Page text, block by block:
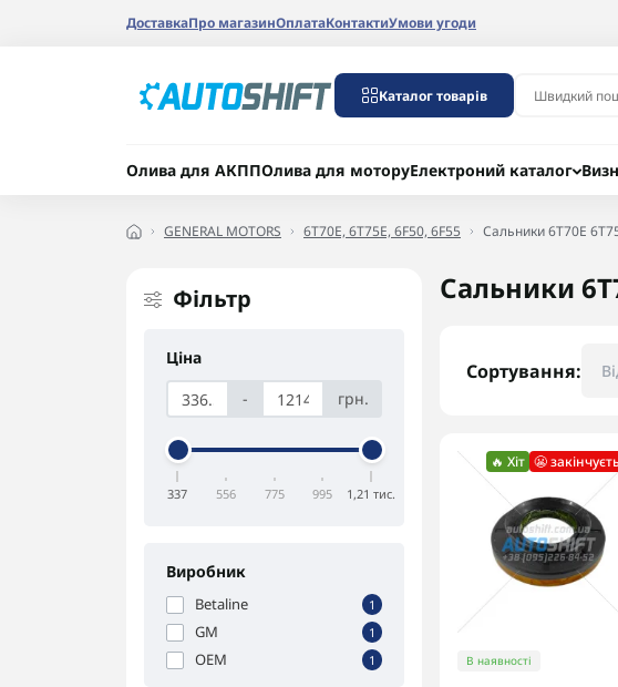
ДоставкаПро магазинОплатаКонтактиУмови угоди
Каталог товарів
Олива для АКППОлива для моторуЕлектроний каталог
GENERAL MOTORS 6T70E, 6T75E, 6F50, 6F55 Сальники 6T70E
Фільтр
Ціна
-
грн.
337 556 775 995 1,21 тис.
Виробник
Betaline 1
GM 1
OEM 1
Сальники
Сортування:
🔥 Хіт 😬
В наявності